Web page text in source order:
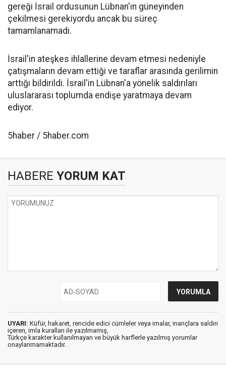
gereği İsrail ordusunun Lübnan'ın güneyinden
çekilmesi gerekiyordu ancak bu süreç
tamamlanamadı.
İsrail'in ateşkes ihlallerine devam etmesi nedeniyle
çatışmaların devam ettiği ve taraflar arasında gerilimin
arttığı bildirildi. İsrail'in Lübnan'a yönelik saldırıları
uluslararası toplumda endişe yaratmaya devam
ediyor.
5haber / 5haber.com
HABERE YORUM KAT
UYARI: Küfür, hakaret, rencide edici cümleler veya imalar, inançlara saldırı
içeren, imla kuralları ile yazılmamış,
Türkçe karakter kullanılmayan ve büyük harflerle yazılmış yorumlar
onaylanmamaktadır.